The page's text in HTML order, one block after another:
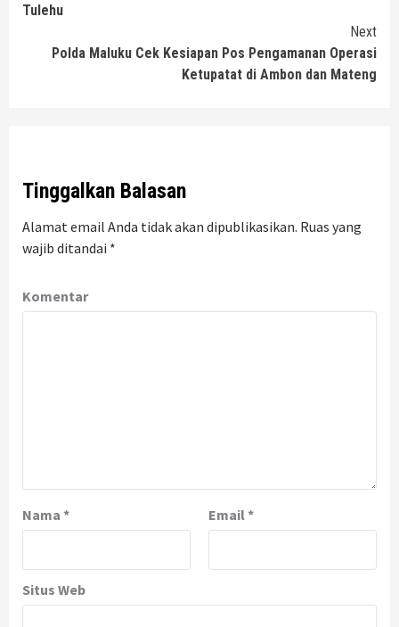
Tulehu
Next
Polda Maluku Cek Kesiapan Pos Pengamanan Operasi
Ketupatat di Ambon dan Mateng
Tinggalkan Balasan
Alamat email Anda tidak akan dipublikasikan. Ruas yang
wajib ditandai *
Komentar
Nama * Email *
Situs Web